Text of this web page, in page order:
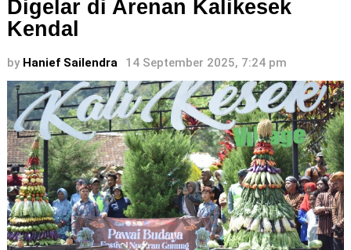
Digelar di Arenan Kalikesek
Kendal
by Hanief Sailendra 14 September 2025, 7:24 pm